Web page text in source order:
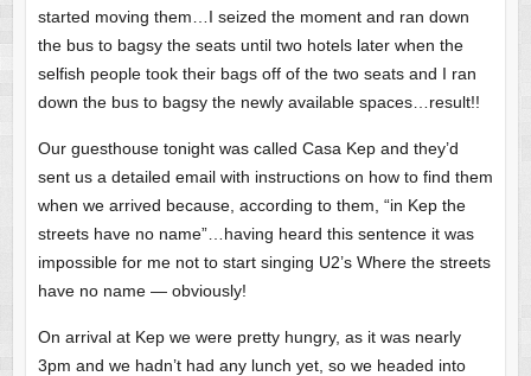
started moving them…I seized the moment and ran down
the bus to bagsy the seats until two hotels later when the
selfish people took their bags off of the two seats and I ran
down the bus to bagsy the newly available spaces…result!!
Our guesthouse tonight was called Casa Kep and they’d
sent us a detailed email with instructions on how to find them
when we arrived because, according to them, “in Kep the
streets have no name”…having heard this sentence it was
impossible for me not to start singing U2’s Where the streets
have no name — obviously!
On arrival at Kep we were pretty hungry, as it was nearly
3pm and we hadn’t had any lunch yet, so we headed into